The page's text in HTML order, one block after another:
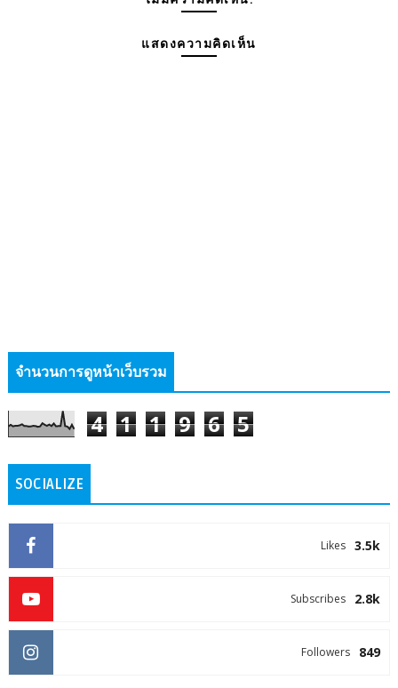
แสดงความคิดเห็น
จำนวนการดูหน้าเว็บรวม
4 1 1 9 6 5
SOCIALIZE
3.5k
Likes
2.8k
Subscribes
849
Followers